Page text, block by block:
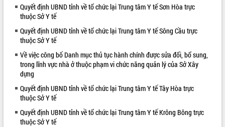
Hội nghị UBND tỉnh Đắk Lắk thường kỳ
tháng 7/2026
Lễ truy tặng danh hiệu “Bà Mẹ Việt
Lao động
UBND tỉnh Đắk Lắk triển khai nhiệm
vụ 6 tháng cuối năm 2026
Kỳ họp thứ Hai, Hội đồng nhân dân
tỉnh khóa XI quyết nghị nhiều nội dung
quan trọng
ALBUM ẢNH
Quyết định UBND tỉnh về tổ chức lại Trung tâm Y tế Sơn Hòa trực
thuộc Sở Y tế
Quyết định UBND tỉnh về tổ chức lại Trung tâm Y tế Sông Cầu trực
thuộc Sở Y tế
Về việc công bố Danh mục thủ tục hành chính được sửa đổi, bổ sung,
trong lĩnh vực nhà ở thuộc phạm vi chức năng quản lý của Sở Xây
dựng
Quyết định UBND tỉnh về tổ chức lại Trung tâm Y tế Tây Hòa trực
thuộc Sở Y tế
Quyết định UBND tỉnh về tổ chức lại Trung tâm Y tế Krông Bông trực
thuộc Sở Y tế